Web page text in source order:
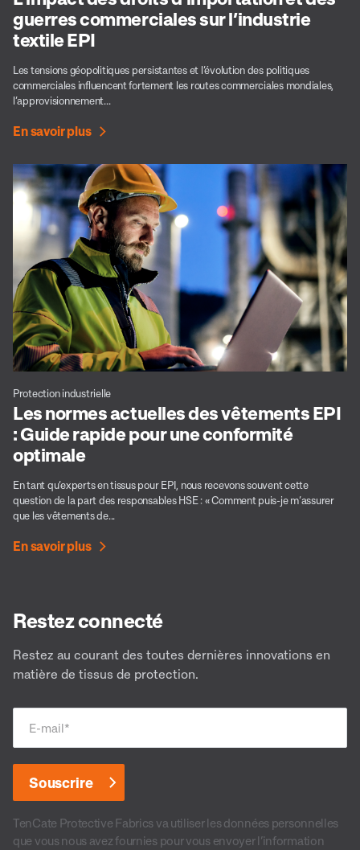
guerres commerciales sur l’industrie
textile EPI
Les tensions géopolitiques persistantes et l’évolution des politiques
commerciales influencent fortement les routes commerciales mondiales,
l’approvisionnement...
En savoir plus
Protection industrielle
Les normes actuelles des vêtements EPI
: Guide rapide pour une conformité
optimale
En tant qu’experts en tissus pour EPI, nous recevons souvent cette
question de la part des responsables HSE : « Comment puis-je m’assurer
que les vêtements de...
En savoir plus
Restez connecté
Restez au courant des toutes dernières innovations en
matière de tissus de protection.
E-mail*
TenCate Protective Fabrics va utiliser les données personnelles
que vous nous avez fournies pour vous envoyer l’information